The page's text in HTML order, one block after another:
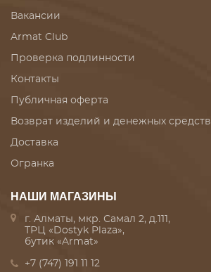
Вакансии
Armat Club
Проверка подлинности
Контакты
Публичная оферта
Возврат изделий и денежных средств
Доставка
Огранка
НАШИ МАГАЗИНЫ
г. Алматы, мкр. Самал 2, д.111,
ТРЦ «Dostyk Plaza»,
бутик «Armat»
+7 (747) 191 11 12